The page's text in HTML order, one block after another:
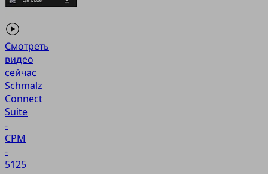
Смотреть
видео
сейчас
Schmalz
Connect
Suite
-
CPM
-
5125